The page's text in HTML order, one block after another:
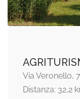
Via Veronello,
Distanza: 32,2